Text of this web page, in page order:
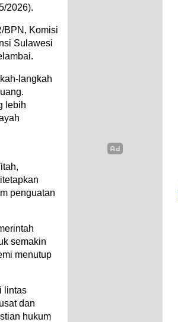
2026).
BPN, Komisi
Sulawesi
langkah
lebih
penguatan
semakin
menutup
lintas
dan
hukum